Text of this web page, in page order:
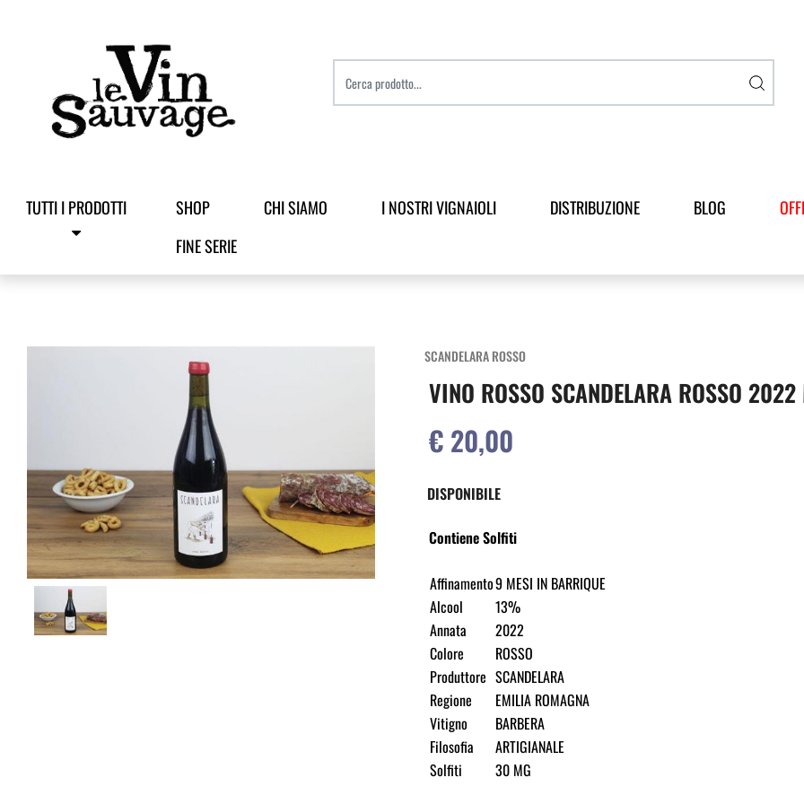
TUTTI I PRODOTTI SHOP CHI SIAMO I NOSTRI VIGNAIOLI DISTRIBUZIONE BLOG
FINE SERIE
SCANDELARA ROSSO
VINO ROSSO SCANDELARA ROSSO
€ 20,00
DISPONIBILE
Contiene Solfiti
Affinamento9 MESI IN BARRIQUE
Alcool
13%
Annata
2022
Colore
ROSSO
Produttore SCANDELARA
Regione
EMILIA ROMAGNA
Vitigno
BARBERA
Filosofia
ARTIGIANALE
Solfiti
30 MG